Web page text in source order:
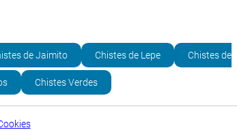
de Jaimito Chistes de Lepe Chistes de
Chistes Verdes